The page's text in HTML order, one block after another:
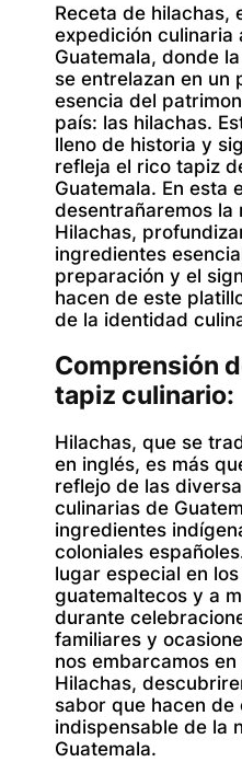
Receta de hilachas,
expedición culinaria
Guatemala, donde
se entrelazan en un
esencia del
país: las hilachas.
lleno de historia y
refleja el rico tapiz
Guatemala. En esta
desentrañaremos la
Hilachas,
ingredientes
preparación y el
hacen de este
de la identidad
Comprensión
tapiz culinario:
Hilachas, que se
en inglés, es más
reflejo de las
culinarias de
ingredientes
coloniales
lugar especial en
guatemaltecos y a
durante
familiares y
nos embarcamos
Hilachas,
sabor que hacen
indispensable de la
Guatemala.